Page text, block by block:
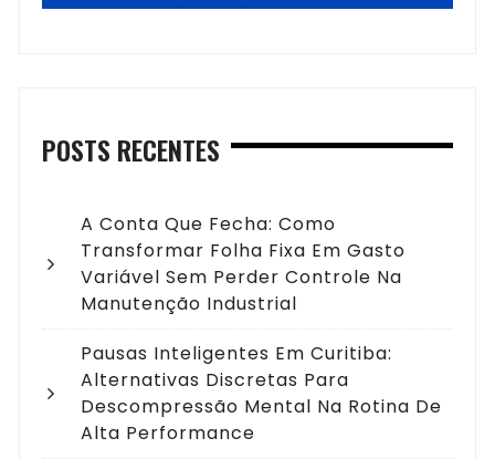
POSTS RECENTES
A Conta Que Fecha: Como
Transformar Folha Fixa Em Gasto
Variável Sem Perder Controle Na
Manutenção Industrial
Pausas Inteligentes Em Curitiba:
Alternativas Discretas Para
Descompressão Mental Na Rotina De
Alta Performance